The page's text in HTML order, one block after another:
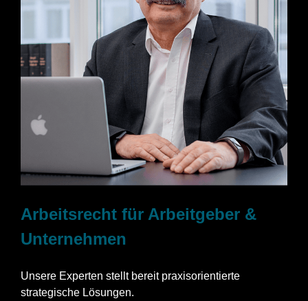
Arbeitsrecht für Arbeitgeber &
Unternehmen
Unsere Experten stellt bereit praxisorientierte
strategische Lösungen.